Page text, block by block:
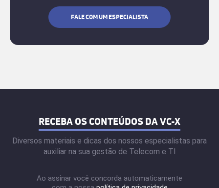
FALE COM UM ESPECIALISTA
RECEBA OS CONTEÚDOS DA VC-X
Diversos materiais e dicas dos nossos especialistas para
auxiliar na sua gestão de Telecom e TI
Ao assinar você concorda automaticamente